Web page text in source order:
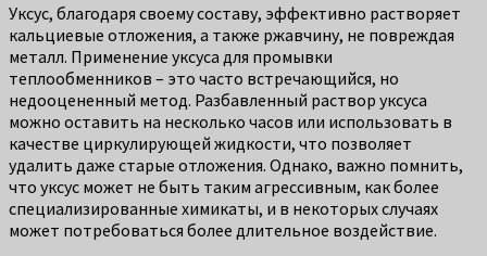
Уксус, благодаря своему составу, эффективно растворяет
кальциевые отложения, а также ржавчину, не повреждая
металл. Применение уксуса для промывки
теплообменников – это часто встречающийся, но
недооцененный метод. Разбавленный раствор уксуса
можно оставить на несколько часов или использовать в
качестве циркулирующей жидкости, что позволяет
удалить даже старые отложения. Однако, важно помнить,
что уксус может не быть таким агрессивным, как более
специализированные химикаты, и в некоторых случаях
может потребоваться более длительное воздействие.